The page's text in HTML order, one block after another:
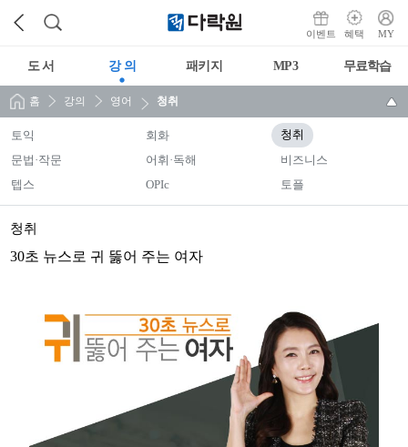
이벤트 혜택 MY
도 서 강 의 패키지 MP3 무료학습
홈 강의 영어 청취
토익 회화 청취
문법·작문 어휘·독해
비즈니스
텝스
OPIc 토플
청취
30초 뉴스로 귀 뚫어 주는 여자